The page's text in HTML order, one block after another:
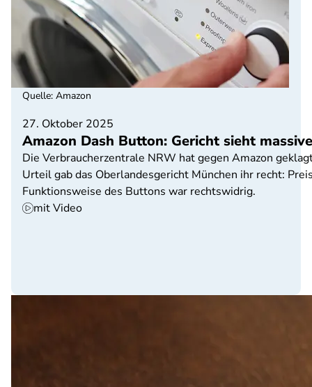
27. Oktober 2025
Amazon Dash Button: Gericht sieht
Die Verbraucherzentrale NRW hat gegen Amazon
Urteil gab das Oberlandesgericht München ihr recht:
Funktionsweise des Buttons war rechtswidrig.
mit Video
Quelle: Amazon